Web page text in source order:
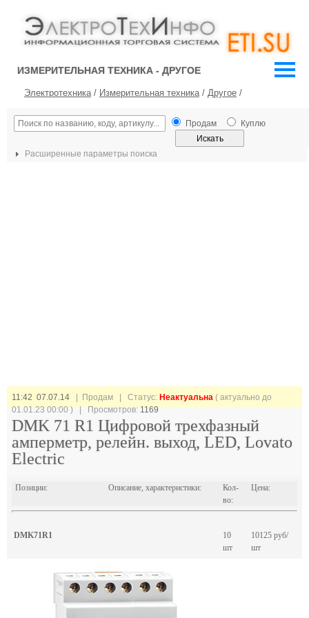
ИЗМЕРИТЕЛЬНАЯ ТЕХНИКА - ДРУГОЕ
Электротехника/ Измерительная техника/ Другое /
Продам Куплю
Расширенные параметры поиска
11:42 07.07.14 | Продам | Статус: Неактуальна ( актуально до
01.01.23 00:00 ) | Просмотров:1169
DMK 71 R1 Цифровой трехфазный
амперметр, релейн. выход, LED, Lovato
Electric
Позиции: Описание, характеристики:
Кол-
во:
Цена:
DMK71R1
10
шт
10125 руб/
шт